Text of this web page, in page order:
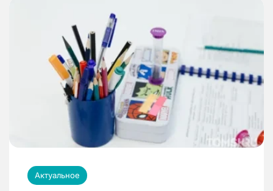
Актуальное